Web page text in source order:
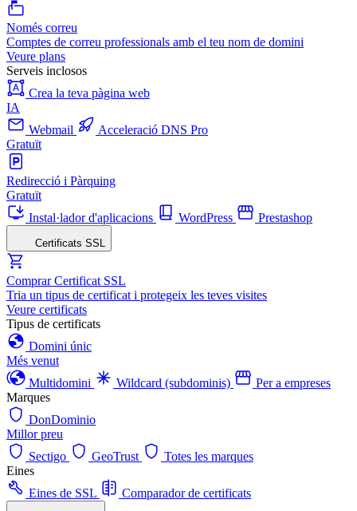
Només correu
Comptes de correu professionals amb el teu nom de domini
Veure plans
Serveis inclosos
Crea la teva pàgina web
IA
Webmail
Acceleració DNS Pro
Gratuït
Redirecció i Pàrquing
Gratuït
Instal·lador d'aplicacions
WordPress Prestashop
Certificats SSL
Comprar Certificat SSL
Tria un tipus de certificat i protegeix les teves visites
Veure certificats
Tipus de certificats
Domini únic
Més venut
Multidomini
Wildcard (subdominis)
Per a empreses
Marques
DonDominio
Millor preu
Sectigo
GeoTrust
Totes les marques
Eines
Eines de SSL
Comparador de certificats